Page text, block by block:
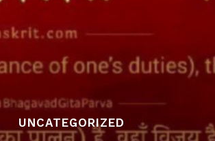
UNCATEGORIZED